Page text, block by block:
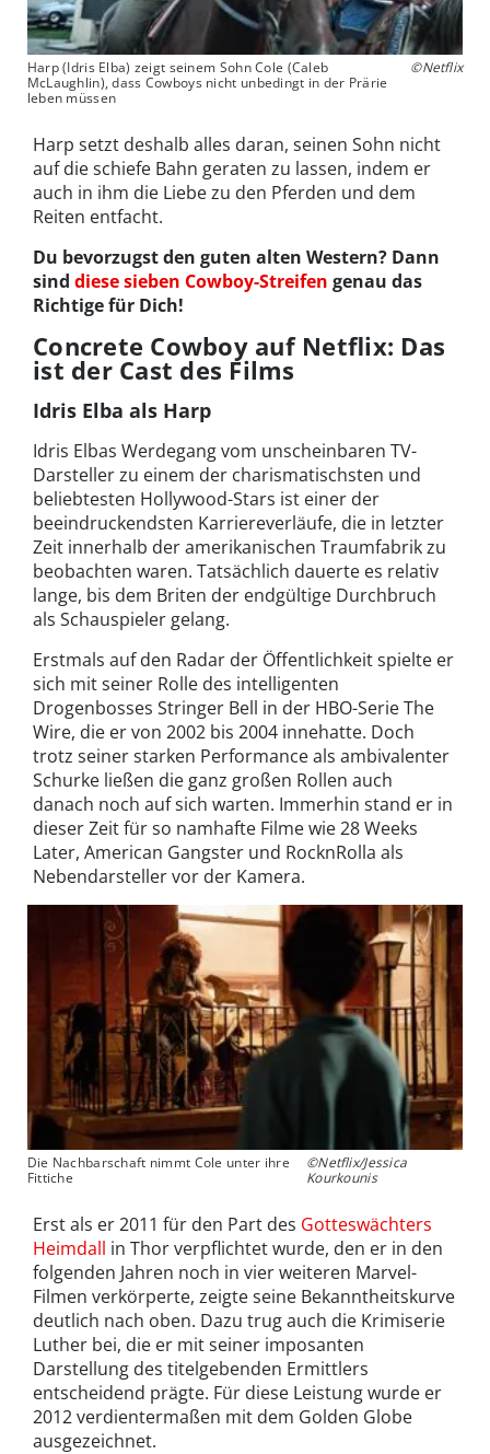
Harp (Idris Elba) zeigt seinem Sohn Cole (Caleb
McLaughlin), dass Cowboys nicht unbedingt in der Prärie
leben müssen
©Netflix
Harp setzt deshalb alles daran, seinen Sohn nicht
auf die schiefe Bahn geraten zu lassen, indem er
auch in ihm die Liebe zu den Pferden und dem
Reiten entfacht.
Du bevorzugst den guten alten Western? Dann
sind diese sieben Cowboy-Streifen genau das
Richtige für Dich!
Concrete Cowboy auf Netflix: Das
ist der Cast des Films
Idris Elba als Harp
Idris Elbas Werdegang vom unscheinbaren TV-
Darsteller zu einem der charismatischsten und
beliebtesten Hollywood-Stars ist einer der
beeindruckendsten Karriereverläufe, die in letzter
Zeit innerhalb der amerikanischen Traumfabrik zu
beobachten waren. Tatsächlich dauerte es relativ
lange, bis dem Briten der endgültige Durchbruch
als Schauspieler gelang.
Erstmals auf den Radar der Öffentlichkeit spielte er
sich mit seiner Rolle des intelligenten
Drogenbosses Stringer Bell in der HBO-Serie The
Wire, die er von 2002 bis 2004 innehatte. Doch
trotz seiner starken Performance als ambivalenter
Schurke ließen die ganz großen Rollen auch
danach noch auf sich warten. Immerhin stand er in
dieser Zeit für so namhafte Filme wie 28 Weeks
Later, American Gangster und RocknRolla als
Nebendarsteller vor der Kamera.
Die Nachbarschaft nimmt Cole unter ihre
Fittiche
©Netflix/Jessica
Kourkounis
Erst als er 2011 für den Part des Gotteswächters
Heimdall in Thor verpflichtet wurde, den er in den
folgenden Jahren noch in vier weiteren Marvel-
Filmen verkörperte, zeigte seine Bekanntheitskurve
deutlich nach oben. Dazu trug auch die Krimiserie
Luther bei, die er mit seiner imposanten
Darstellung des titelgebenden Ermittlers
entscheidend prägte. Für diese Leistung wurde er
2012 verdientermaßen mit dem Golden Globe
ausgezeichnet.